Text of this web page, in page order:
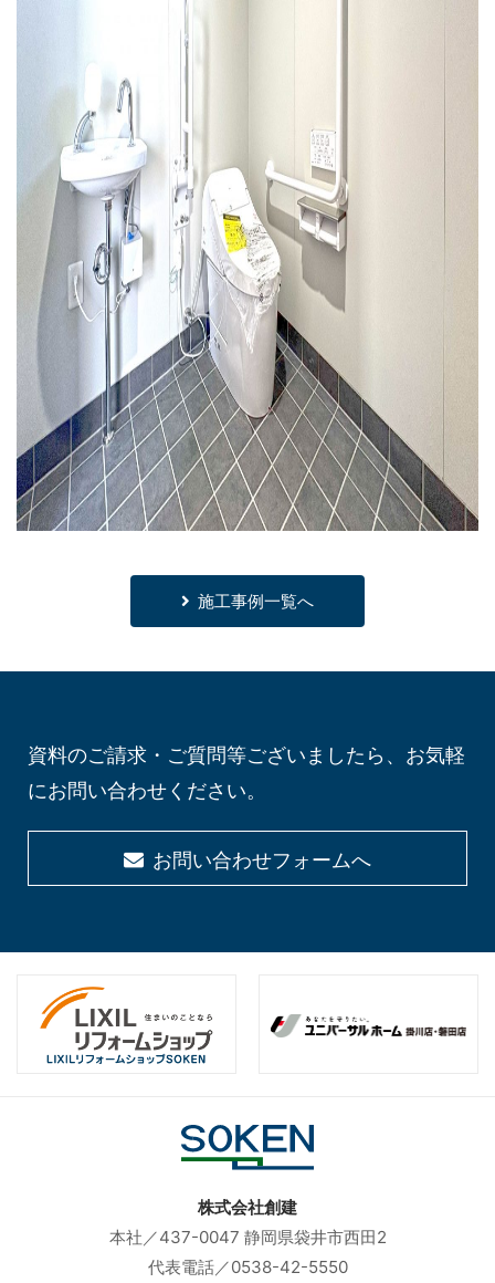
施工事例一覧へ
資料のご請求・ご質問等ございましたら、お気軽
にお問い合わせください。
お問い合わせフォームへ
株式会社創建
本社／437-0047 静岡県袋井市西田2
代表電話／0538-42-5550